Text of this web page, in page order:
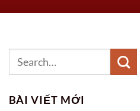
BÀI VIẾT MỚI